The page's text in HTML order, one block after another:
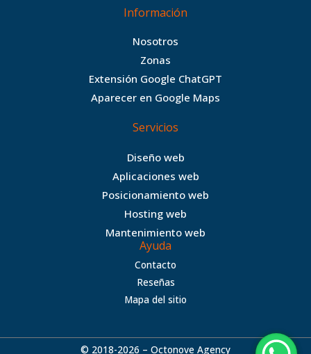
k
i
t
e
s
a
a
m
Información
Nosotros
Zonas
Extensión Google ChatGPT
Aparecer en Google Maps
Servicios
Diseño web
Aplicaciones web
Posicionamiento web
Hosting web
Mantenimiento web
Ayuda
Contacto
Reseñas
Mapa del sitio
© 2018-2026 – Octonove Agency